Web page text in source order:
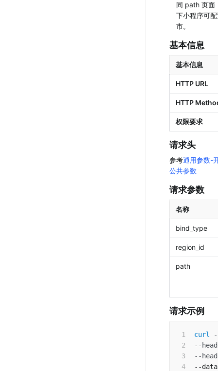
同 path 页面
下小程序可
市。
基本信息
基本信息
HTTP URL
HTTP
权限要求
请求头
参考通用参数-
公共参数
请求参数
名称
bind_type
region_id
path
请求示例
curl
--
--
--